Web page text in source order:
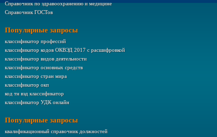
Справочник по здравоохранению и медицине
Справочник ГОСТов
Популярные запросы
классификатор профессий
классификатор кодов ОКВЭД 2017 с расшифровкой
классификатор видов деятельности
классификатор основных средств
классификатор стран мира
классификатор окп
код тн вэд классификатор
классификатор УДК онлайн
Популярные запросы
квалификационный справочник должностей